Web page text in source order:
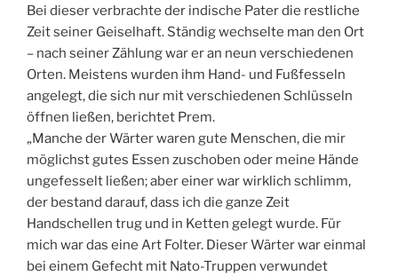
Bei dieser verbrachte der indische Pater die restliche
Zeit seiner Geiselhaft. Ständig wechselte man den Ort
– nach seiner Zählung war er an neun verschiedenen
Orten. Meistens wurden ihm Hand- und Fußfesseln
angelegt, die sich nur mit verschiedenen Schlüsseln
öffnen ließen, berichtet Prem.
„Manche der Wärter waren gute Menschen, die mir
möglichst gutes Essen zuschoben oder meine Hände
ungefesselt ließen; aber einer war wirklich schlimm,
der bestand darauf, dass ich die ganze Zeit
Handschellen trug und in Ketten gelegt wurde. Für
mich war das eine Art Folter. Dieser Wärter war einmal
bei einem Gefecht mit Nato-Truppen verwundet